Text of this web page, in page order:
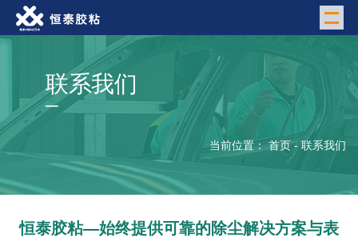
联系我们
当前位置：首页 - 联系我们
恒泰胶粘—始终提供可靠的除尘解决方案与表